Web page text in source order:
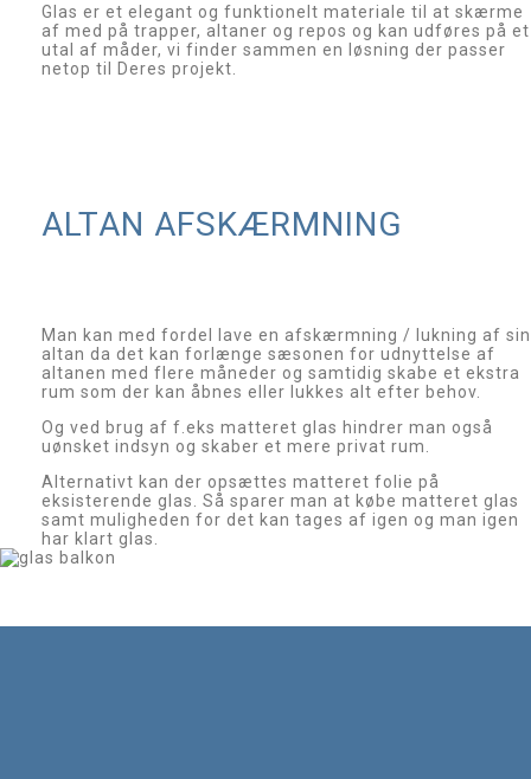
Glas er et elegant og funktionelt materiale til at skærme
af med på trapper, altaner og repos og kan udføres på et
utal af måder, vi finder sammen en løsning der passer
netop til Deres projekt.
ALTAN AFSKÆRMNING
Man kan med fordel lave en afskærmning / lukning af sin
altan da det kan forlænge sæsonen for udnyttelse af
altanen med flere måneder og samtidig skabe et ekstra
rum som der kan åbnes eller lukkes alt efter behov.
Og ved brug af f.eks matteret glas hindrer man også
uønsket indsyn og skaber et mere privat rum.
Alternativt kan der opsættes matteret folie på
eksisterende glas. Så sparer man at købe matteret glas
samt muligheden for det kan tages af igen og man igen
har klart glas.